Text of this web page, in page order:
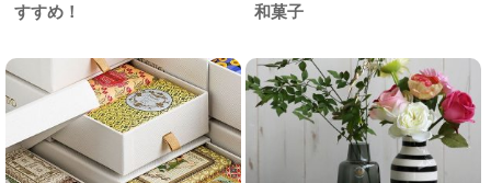
すすめ！
和菓子